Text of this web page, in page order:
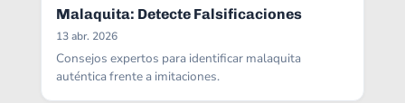
Malaquita: Detecte Falsificaciones
13 abr. 2026
Consejos expertos para identificar malaquita
auténtica frente a imitaciones.